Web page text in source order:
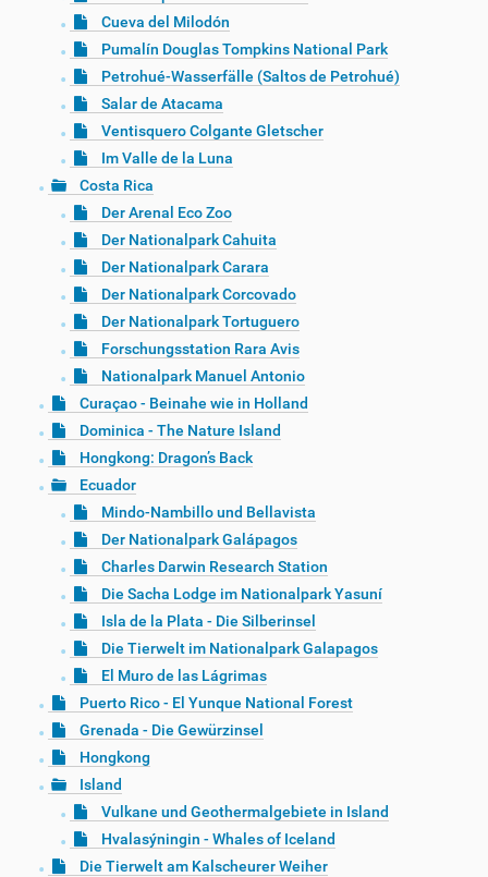
Cueva del Milodón
Pumalín Douglas Tompkins National Park
Petrohué-Wasserfälle (Saltos de Petrohué)
Salar de Atacama
Ventisquero Colgante Gletscher
Im Valle de la Luna
Costa Rica
Der Arenal Eco Zoo
Der Nationalpark Cahuita
Der Nationalpark Carara
Der Nationalpark Corcovado
Der Nationalpark Tortuguero
Forschungsstation Rara Avis
Nationalpark Manuel Antonio
Curaçao - Beinahe wie in Holland
Dominica - The Nature Island
Hongkong: Dragon’s Back
Ecuador
Mindo-Nambillo und Bellavista
Der Nationalpark Galápagos
Charles Darwin Research Station
Die Sacha Lodge im Nationalpark Yasuní
Isla de la Plata - Die Silberinsel
Die Tierwelt im Nationalpark Galapagos
El Muro de las Lágrimas
Puerto Rico - El Yunque National Forest
Grenada - Die Gewürzinsel
Hongkong
Island
Vulkane und Geothermalgebiete in Island
Hvalasýningin - Whales of Iceland
Die Tierwelt am Kalscheurer Weiher